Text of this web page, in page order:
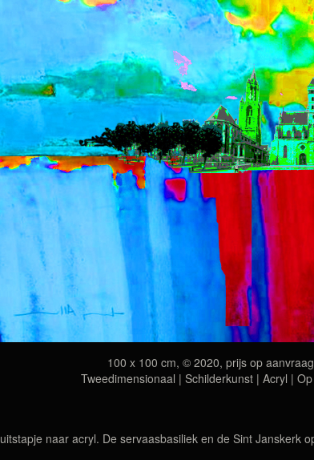
100 x 100 cm, © 2020, prijs op aanvraag
Tweedimensionaal | Schilderkunst | Acryl |
naar acryl. De servaasbasiliek en de Sint Janskerk